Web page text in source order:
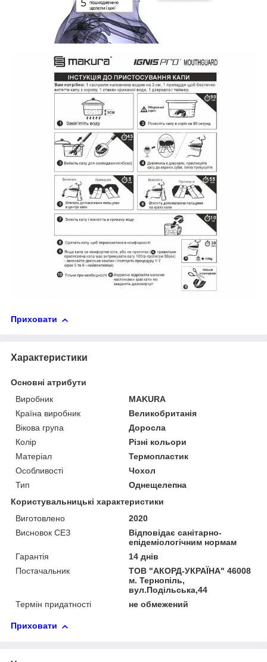
Приховати
Характеристики
Основні атрибути
Виробник
MAKURA
Країна виробник
Великобританія
Вікова група
Доросла
Колір
Різні кольори
Матеріал
Термопластик
Особливості
Чохол
Тип
Однещелепна
Користувальницькі характеристики
Виготовлено
2020
Висновок СЕЗ
Відповідає санітарно-
епідеміологічним нормам
Гарантія
14 днів
Постачальник
ТОВ "АКОРД-УКРАЇНА" 46008
м. Тернопіль,
вул.Подільська,44
Термін придатності
не обмежений
Приховати